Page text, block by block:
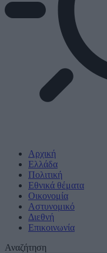
Αρχική
Ελλάδα
Πολιτική
Εθνικά θέματα
Οικονομία
Αστυνομικό
Διεθνή
Επικοινωνία
Αναζήτηση